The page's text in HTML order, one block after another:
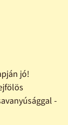
jó!
-